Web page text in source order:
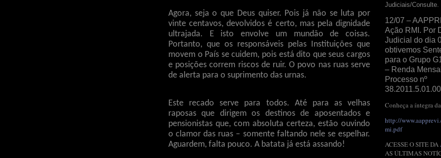
Agora, seja o que Deus quiser. Pois já não se luta por
vinte centavos, devolvidos é certo, mas pela dignidade
ultrajada. E isto envolve um mundão de coisas.
Portanto, que os responsáveis pelas Instituições que
movem o País se cuidem, pois está dito que seus cargos
e posições correm riscos de ruir. O povo nas ruas serve
de alerta para o suprimento das urnas.
Este recado serve para todos. Até para as velhas
raposas que dirigem os destinos de aposentados e
pensionistas que, com absoluta certeza, estão ouvindo
o clamor das ruas – somente faltando nele se espelhar.
Aguardem, falta pouco. A batata já está assando!
Judiciais/Consulte.
12/07 –
Ação RMI. Por
Judicial do dia
obtivemos
para o Grupo
– Renda
Processo nº
Conheça a íntegra
http://
mi.pdf
ACESSE O SITE DA
AS ÚLTIMAS